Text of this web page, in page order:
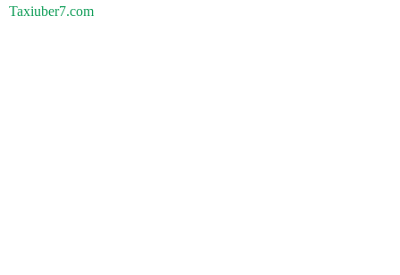
Taxiuber7.com